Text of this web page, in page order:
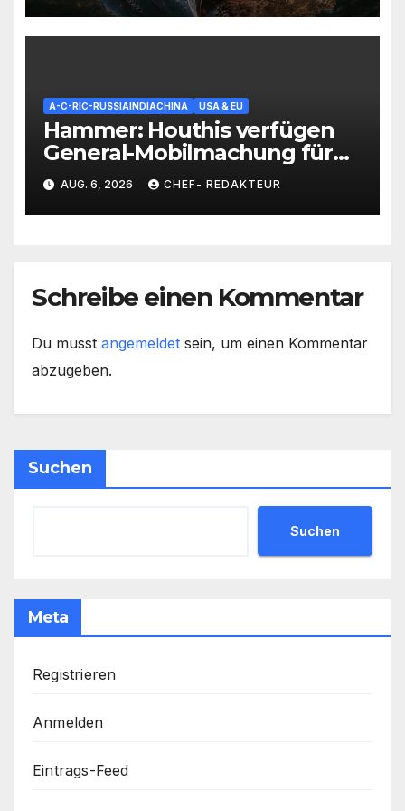
Kontrolle voll entbrannt
A-C-RIC-RUSSIAINDIACHINA USA & EU
Hammer: Houthis verfügen
General-Mobilmachung für
Saudi-Krieg= Kampf um
Vorherrschaft auf der
Arabischen Halbinsel
AUG. 6, 2026 CHEF- REDAKTEUR
Schreibe einen Kommentar
Du musst angemeldet sein, um einen Kommentar
abzugeben.
Suchen
Suchen
Meta
Registrieren
Anmelden
Eintrags-Feed